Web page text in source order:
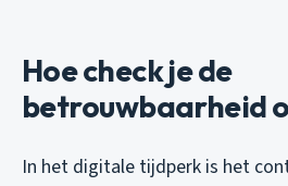
Hoe check je de
betrouwbaarheid
In het digitale tijdperk is het